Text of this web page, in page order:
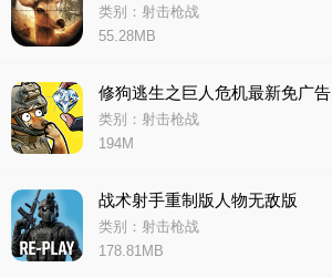
类别：射击枪战
55.28MB
修狗逃生之巨人危机最新免广告
类别：射击枪战
194M
战术射手重制版人物无敌版
类别：射击枪战
178.81MB